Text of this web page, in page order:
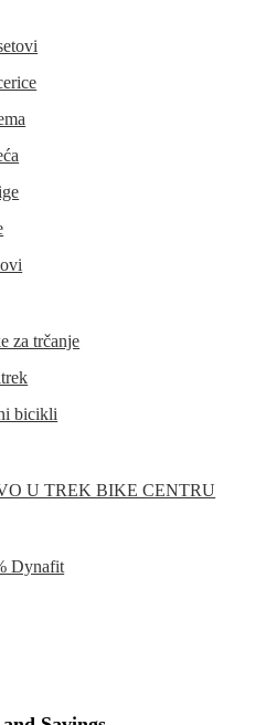
za trčanje
bicikli
U TREK BIKE CENTRU
Dynafit